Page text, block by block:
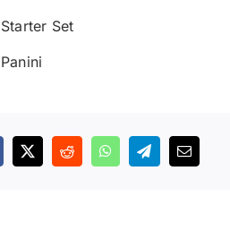
Starter Set
Panini